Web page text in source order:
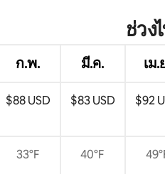
ช่วง
ก.พ. มี.ค. เม.
$88 USD $83 USD $92
33°F 40°F